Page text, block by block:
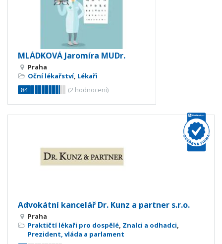
MLÁDKOVÁ Jaromíra MUDr.
Praha
Oční lékařství, Lékaři
84
(2 hodnocení)
Advokátní kancelář Dr. Kunz a partner s.r.o.
Praha
Praktičtí lékaři pro dospělé Znalci a odhadci
Prezident, vláda a parlament